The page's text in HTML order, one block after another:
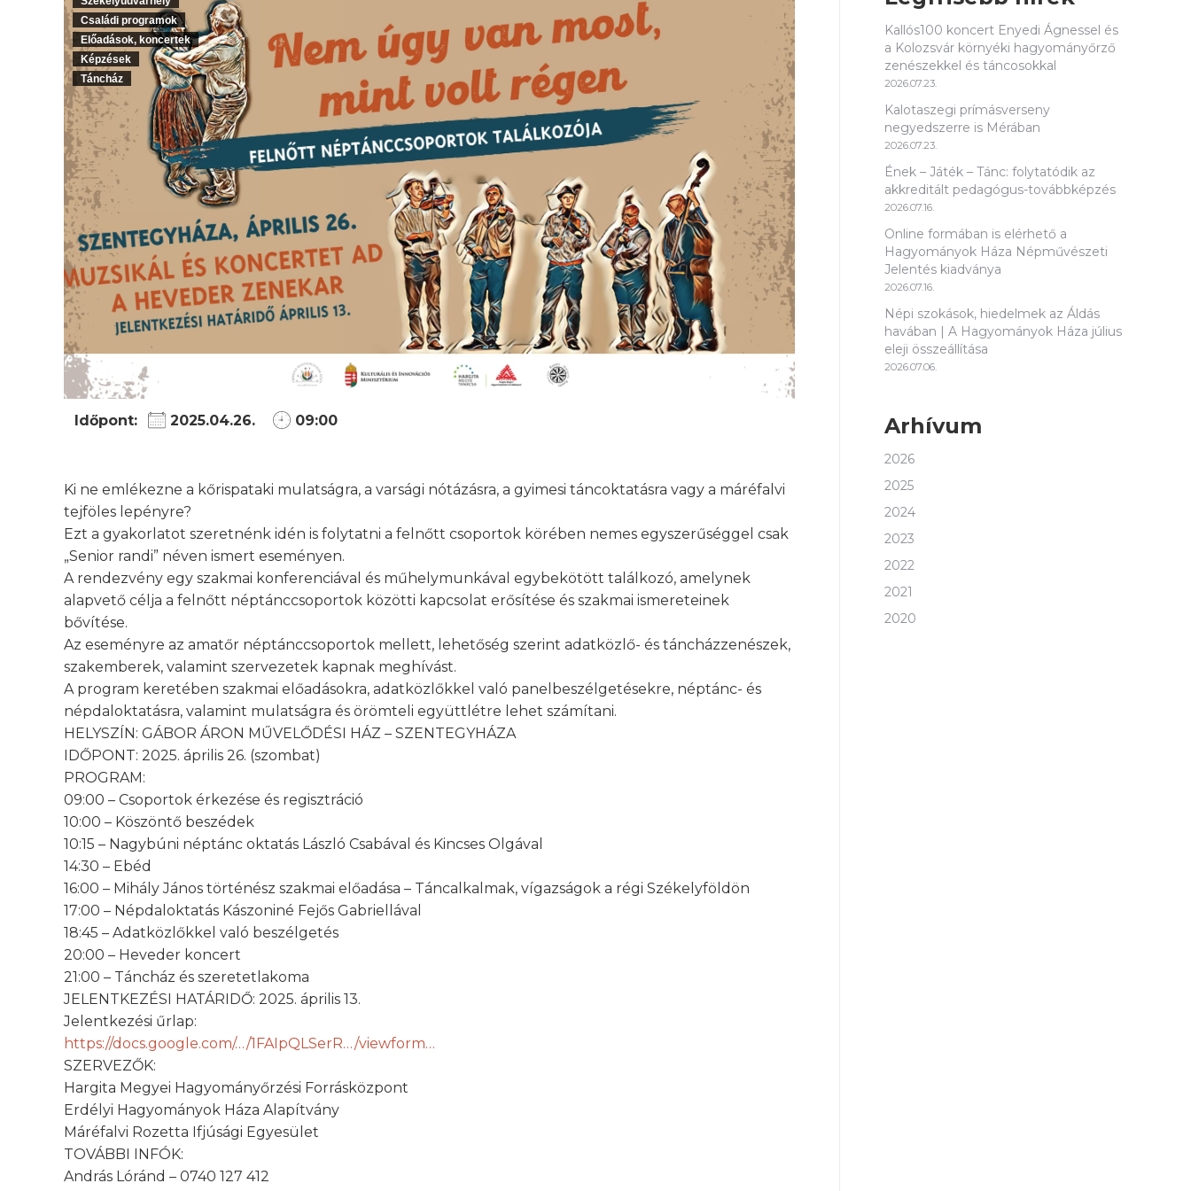
Családi programok
Előadások, koncertek
Képzések
Táncház
Időpont: 2025.04.26. 09:00
Ki ne emlékezne a kőrispataki mulatságra, a varsági nótázásra, a gyimesi táncoktatásra vagy a máréfalvi
tejföles lepényre?
Ezt a gyakorlatot szeretnénk idén is folytatni a felnőtt csoportok körében nemes egyszerűséggel csak
„Senior randi” néven ismert eseményen.
A rendezvény egy szakmai konferenciával és műhelymunkával egybekötött találkozó, amelynek
alapvető célja a felnőtt néptánccsoportok közötti kapcsolat erősítése és szakmai ismereteinek
bővítése.
Az eseményre az amatőr néptánccsoportok mellett, lehetőség szerint adatközlő- és táncházzenészek,
szakemberek, valamint szervezetek kapnak meghívást.
A program keretében szakmai előadásokra, adatközlőkkel való panelbeszélgetésekre, néptánc- és
népdaloktatásra, valamint mulatságra és örömteli együttlétre lehet számítani.
HELYSZÍN: GÁBOR ÁRON MŰVELŐDÉSI HÁZ – SZENTEGYHÁZA
IDŐPONT: 2025. április 26. (szombat)
PROGRAM:
09:00 – Csoportok érkezése és regisztráció
10:00 – Köszöntő beszédek
10:15 – Nagybúni néptánc oktatás László Csabával és Kincses Olgával
14:30 – Ebéd
16:00 – Mihály János történész szakmai előadása – Táncalkalmak, vígazságok a régi Székelyföldön
17:00 – Népdaloktatás Kászoniné Fejős Gabriellával
18:45 – Adatközlőkkel való beszélgetés
20:00 – Heveder koncert
21:00 – Táncház és szeretetlakoma
JELENTKEZÉSI HATÁRIDŐ: 2025. április 13.
Jelentkezési űrlap:
https://docs.google.com/…/1FAIpQLSerR…/viewform…
SZERVEZŐK:
Hargita Megyei Hagyományőrzési Forrásközpont
Erdélyi Hagyományok Háza Alapítvány
Máréfalvi Rozetta Ifjúsági Egyesület
TOVÁBBI INFÓK:
András Lóránd – 0740 127 412
Kallós100 koncert Enyedi Ágnessel és
a Kolozsvár környéki hagyományőrző
zenészekkel és táncosokkal
2026.07.23.
Kalotaszegi prímásverseny
negyedszerre is Mérában
2026.07.23.
Ének – Játék – Tánc: folytatódik az
akkreditált pedagógus-továbbképzés
2026.07.16.
Online formában is elérhető a
Hagyományok Háza Népművészeti
Jelentés kiadványa
2026.07.16.
Népi szokások, hiedelmek az Áldás
havában | A Hagyományok Háza július
eleji összeállítása
2026.07.06.
Arhívum
2026
2025
2024
2023
2022
2021
2020